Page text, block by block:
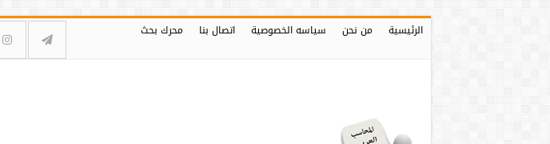
الرئيسية من نحن سياسه الخصوصية اتصال بنا محرك بحث